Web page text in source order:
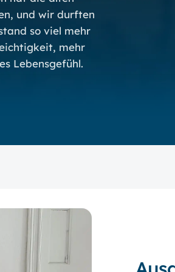
und wir durften
so viel mehr
mehr
Lebensgefühl.